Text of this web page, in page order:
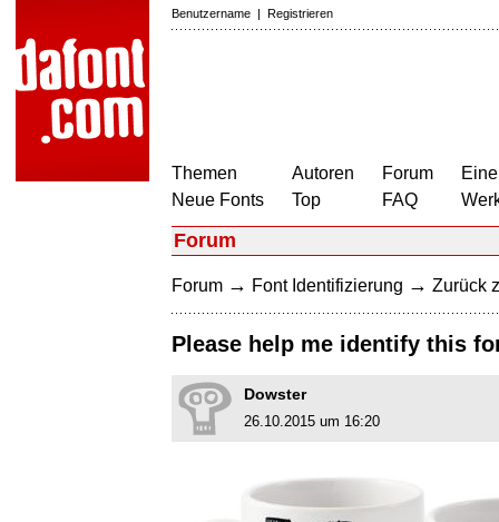
Benutzername | Registrieren
Themen
Neue Fonts
Autoren
Top
Forum
FAQ
Forum
Forum → Font Identifizierung → Zurück
Please help me identify this
Dowster
26.10.2015 um 16:20